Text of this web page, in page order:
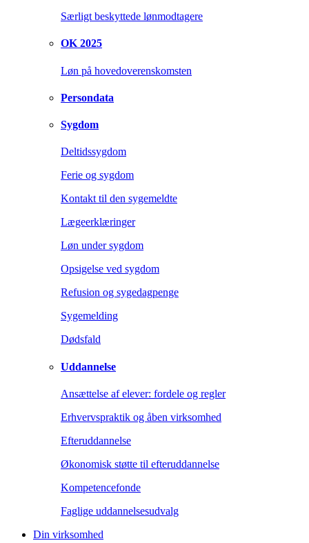
Særligt beskyttede lønmodtagere
OK 2025
Løn på hovedoverenskomsten
Persondata
Sygdom
Deltidssygdom
Ferie og sygdom
Kontakt til den sygemeldte
Lægeerklæringer
Løn under sygdom
Opsigelse ved sygdom
Refusion og sygedagpenge
Sygemelding
Dødsfald
Uddannelse
Ansættelse af elever: fordele og regler
Erhvervspraktik og åben virksomhed
Efteruddannelse
Økonomisk støtte til efteruddannelse
Kompetencefonde
Faglige uddannelsesudvalg
Din virksomhed